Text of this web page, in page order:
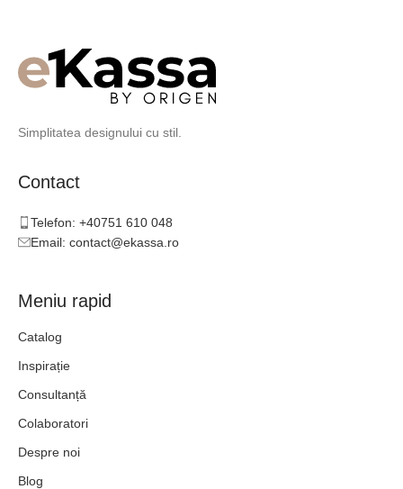
Simplitatea designului cu stil.
Contact
Telefon: +40751 610 048
Email: contact@ekassa.ro
Meniu rapid
Catalog
Inspirație
Consultanță
Colaboratori
Despre noi
Blog